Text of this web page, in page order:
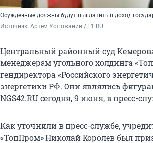
Осужденные должны будут выплатить в доход
Источник: Артём Устюжанин / E1.RU
Центральный районный суд
менеджерам угольного холдинга
гендиректора «Российского
энергетики РФ. Они являлись
NGS42.RU сегодня, 9 июня, в пресс-
Как уточнили в пресс-службе,
«ТопПром» Николай Королев был